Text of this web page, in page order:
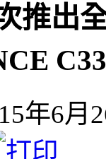
推出
年6月